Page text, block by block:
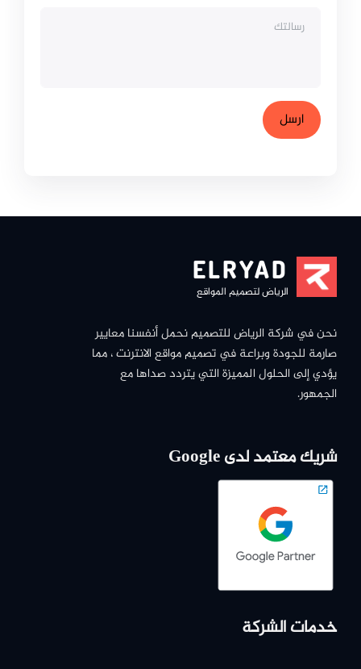
ELRYAD
الرياض لتصميم المواقع
نحن في شركة الرياض للتصميم نحمل أنفسنا معايير
صارمة للجودة وبراعة في تصميم مواقع الانترنت ، مما
يؤدي إلى الحلول المميزة التي يتردد صداها مع
الجمهور.
شريك معتمد لدى Google
خدمات الشركة